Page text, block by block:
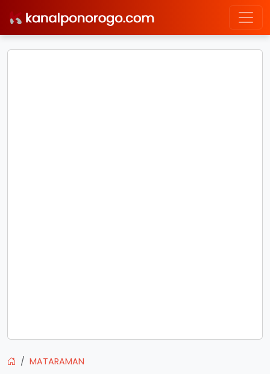
MATARAMAN